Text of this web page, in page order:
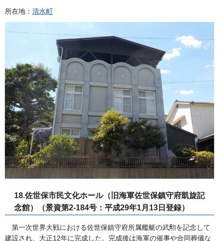
所在地： 清水町
18.佐世保市民文化ホール（旧海軍佐世保鎮守府凱旋記
念館）（景資第2-184号：平成29年1月13日登録）
第一次世界大戦における佐世保鎮守府所属艦艇の武勲を記念して
建設され、大正12年に完成した。完成後は海軍の催事や合同葬儀な